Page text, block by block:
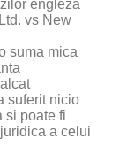
engleza
vs New
suma mica
suferit nicio
si poate fi
a celui